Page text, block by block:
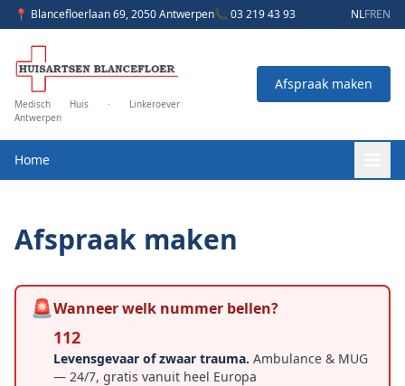
📍 Blancefloerlaan 69, 2050 Antwerpen📞 03 219 43 93 NLFREN
Medisch Huis · Linkeroever
Antwerpen
Afspraak maken
Home
Afspraak maken
🚨Wanneer welk nummer bellen?
112
Levensgevaar of zwaar trauma. Ambulance & MUG
— 24/7, gratis vanuit heel Europa